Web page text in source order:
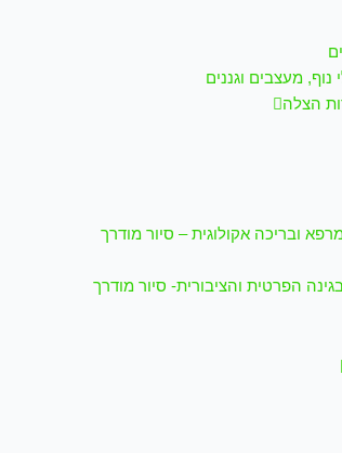
נוף, מעצבים וגננים
הצלה
ובריכה אקולוגית – סיור מודרך
הפרטית והציבורית- סיור מודרך